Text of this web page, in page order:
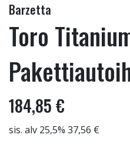
Barzetta
Toro
184,85 €
sis. alv 25,5% 37,56 €